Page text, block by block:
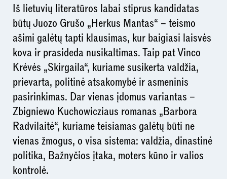
Iš lietuvių literatūros labai stiprus kandidatas
būtų Juozo Grušo „Herkus Mantas“ – teismo
ašimi galėtų tapti klausimas, kur baigiasi laisvės
kova ir prasideda nusikaltimas. Taip pat Vinco
Krėvės „Skirgaila“, kuriame susikerta valdžia,
prievarta, politinė atsakomybė ir asmeninis
pasirinkimas. Dar vienas įdomus variantas –
Zbigniewo Kuchowicziaus romanas „Barbora
Radvilaitė“, kuriame teisiamas galėtų būti ne
vienas žmogus, o visa sistema: valdžia, dinastinė
politika, Bažnyčios įtaka, moters kūno ir valios
kontrolė.